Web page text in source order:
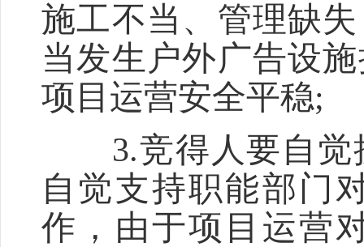
施工不当、管理缺
当发生户外广告设
项目运营安全平稳;
3.竞得人要自觉
自觉支持职能部门
作，由于项目运营